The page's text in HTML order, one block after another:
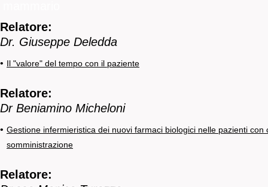
Relatore:
Dr. Giuseppe Deledda
• Il "valore" del tempo con il paziente
Relatore:
Dr Beniamino Micheloni
• Gestione infermieristica dei nuovi farmaci biologici nelle pazienti
somministrazione
Relatore: